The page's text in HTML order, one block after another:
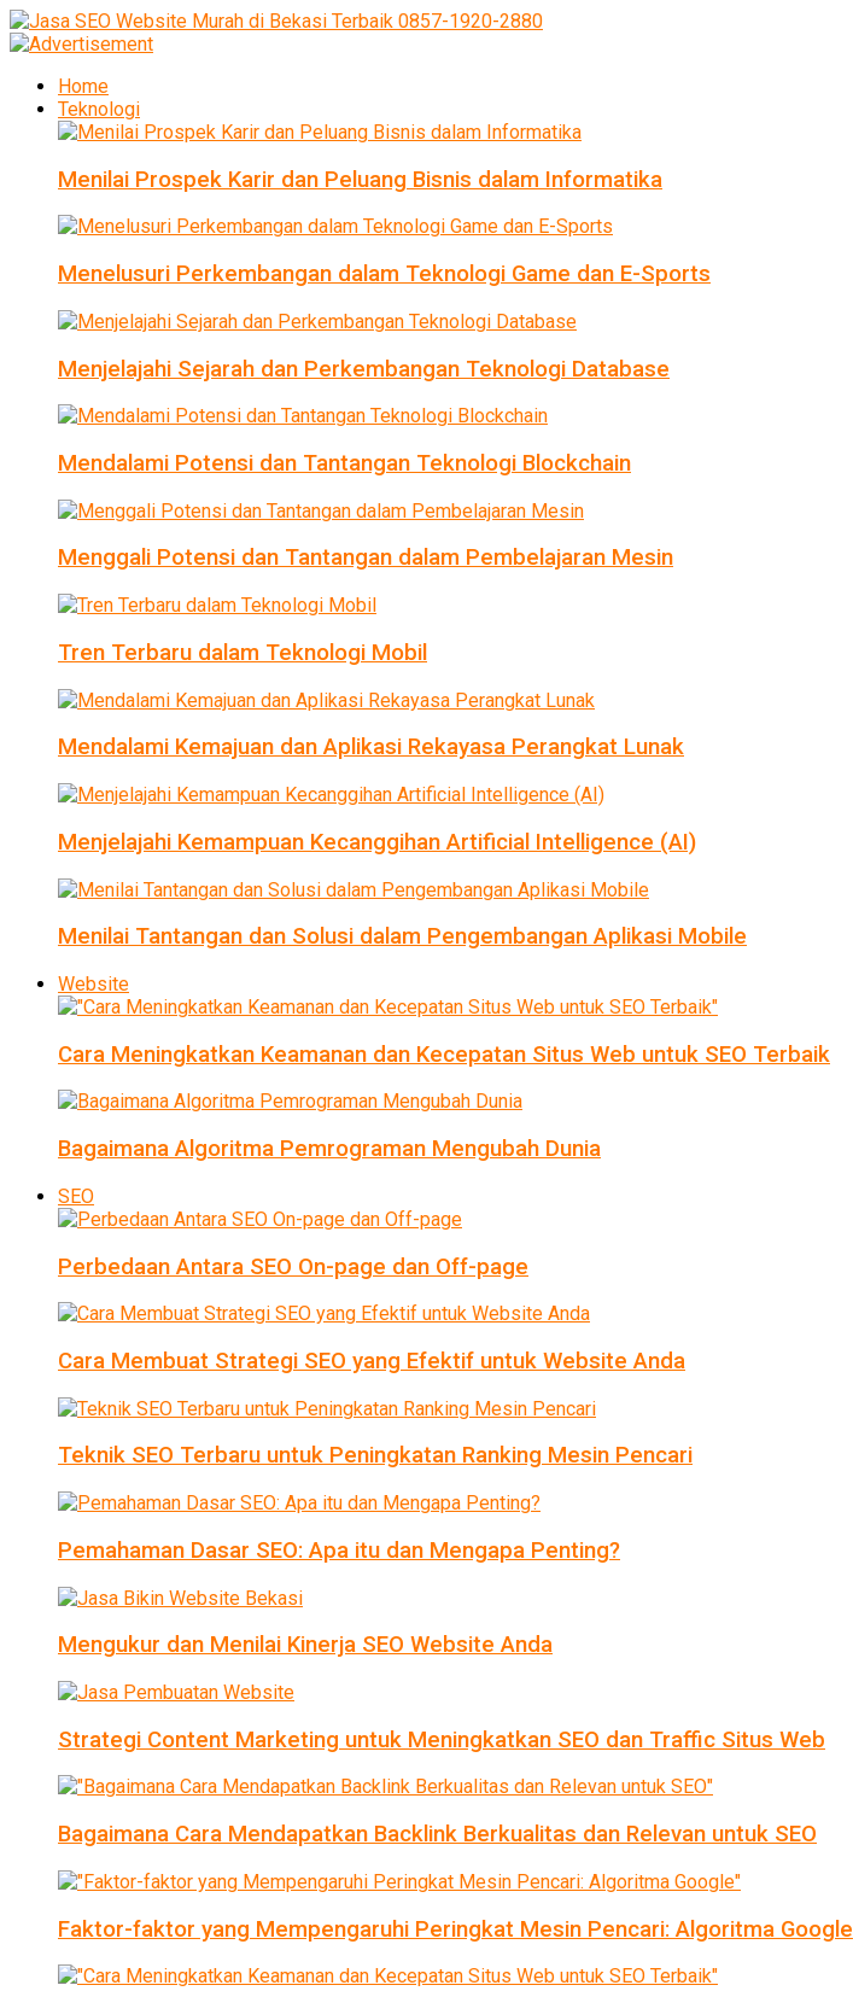
Home
Teknologi
Menilai Prospek Karir dan Peluang Bisnis dalam Informatika
Menelusuri Perkembangan dalam Teknologi Game dan E-Sports
Menjelajahi Sejarah dan Perkembangan Teknologi Database
Mendalami Potensi dan Tantangan Teknologi Blockchain
Menggali Potensi dan Tantangan dalam Pembelajaran Mesin
Tren Terbaru dalam Teknologi Mobil
Mendalami Kemajuan dan Aplikasi Rekayasa Perangkat Lunak
Menjelajahi Kemampuan Kecanggihan Artificial Intelligence (AI)
Menilai Tantangan dan Solusi dalam Pengembangan Aplikasi Mobile
Website
Cara Meningkatkan Keamanan dan Kecepatan Situs Web untuk SEO Terbaik
Bagaimana Algoritma Pemrograman Mengubah Dunia
SEO
Perbedaan Antara SEO On-page dan Off-page
Cara Membuat Strategi SEO yang Efektif untuk Website Anda
Teknik SEO Terbaru untuk Peningkatan Ranking Mesin Pencari
Pemahaman Dasar SEO: Apa itu dan Mengapa Penting?
Mengukur dan Menilai Kinerja SEO Website Anda
Strategi Content Marketing untuk Meningkatkan SEO dan Traffic Situs Web
Bagaimana Cara Mendapatkan Backlink Berkualitas dan Relevan untuk SEO
Faktor-faktor yang Mempengaruhi Peringkat Mesin Pencari: Algoritma Google